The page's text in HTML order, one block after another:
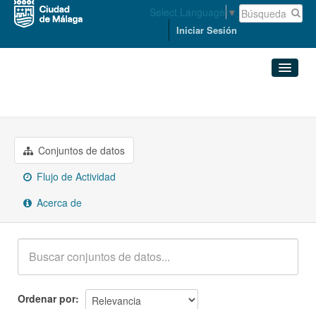
Select Language ▼
Iniciar Sesión
Organizaciones
Grupos
Acerca de
Conjuntos de datos
Flujo de Actividad
Acerca de
Ordenar por